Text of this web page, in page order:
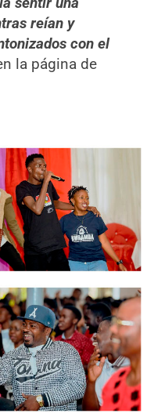
reían y
con el
la página de